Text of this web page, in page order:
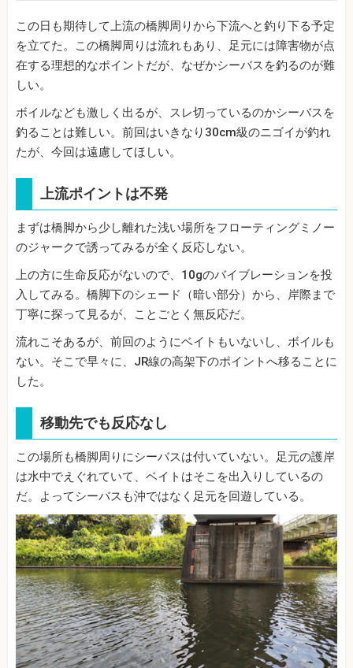
この日も期待して上流の橋脚周りから下流へと釣り下る予定
を立てた。この橋脚周りは流れもあり、足元には障害物が点
在する理想的なポイントだが、なぜかシーバスを釣るのが難
しい。
ボイルなども激しく出るが、スレ切っているのかシーバスを
釣ることは難しい。前回はいきなり30cm級のニゴイが釣れ
たが、今回は遠慮してほしい。
上流ポイントは不発
まずは橋脚から少し離れた浅い場所をフローティングミノー
のジャークで誘ってみるが全く反応しない。
上の方に生命反応がないので、10gのバイブレーションを投
入してみる。橋脚下のシェード（暗い部分）から、岸際まで
丁寧に探って見るが、ことごとく無反応だ。
流れこそあるが、前回のようにベイトもいないし、ボイルも
ない。そこで早々に、JR線の高架下のポイントへ移ることに
した。
移動先でも反応なし
この場所も橋脚周りにシーバスは付いていない。足元の護岸
は水中でえぐれていて、ベイトはそこを出入りしているの
だ。よってシーバスも沖ではなく足元を回遊している。